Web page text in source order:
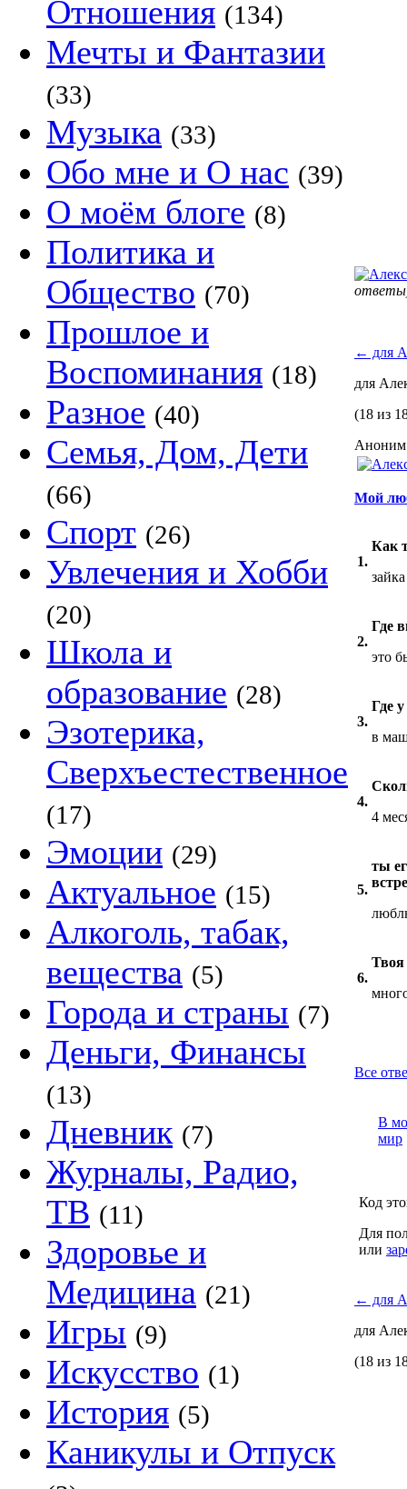
Отношения (134)
Мечты и Фантазии
(33)
Музыка (33)
Обо мне и О нас (39)
О моём блоге (8)
Политика и
Общество (70)
Прошлое и
Воспоминания (18)
Разное (40)
Семья, Дом, Дети
(66)
Спорт (26)
Увлечения и Хобби
(20)
Школа и
образование (28)
Эзотерика,
Сверхъестественное
(17)
Эмоции (29)
Актуальное (15)
Алкоголь, табак,
вещества (5)
Города и страны (7)
Деньги, Финансы
(13)
Дневник (7)
Журналы, Радио,
ТВ (11)
Здоровье и
Медицина (21)
Игры (9)
Искусство (1)
История (5)
Каникулы и Отпуск
← для
для
(18 из
Аноним
Мой
1.
Как
зайка
2.
Где
это
3.
Где
в
4.
4
5.
ты
6.
Твоя
Все
В
мир
Код
Для
или
← для
для
(18 из